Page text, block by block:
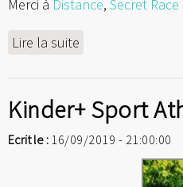
Merci à Distance, Secret Race
Lire la suite
Kinder+ Sport
Ecrit le : 16/09/2019 - 21:00:00